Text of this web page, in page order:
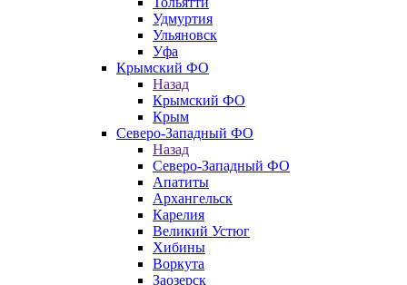
Удмуртия
Ульяновск
Уфа
Крымский ФО
Назад
Крымский ФО
Крым
Северо-Западный ФО
Назад
Северо-Западный ФО
Апатиты
Архангельск
Карелия
Великий Устюг
Хибины
Воркута
Заозерск